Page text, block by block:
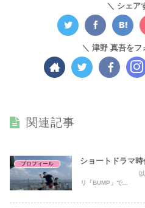
シェア
津野 真吾をフ
関連記事
プロフィール ショートドラマ時
以前、宣伝活
リ「BUMP」で...